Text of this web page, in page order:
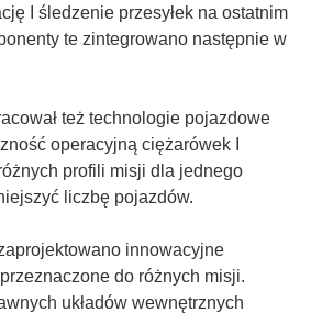
z
y
ę
w
n
o
y
m
o
I śledzenie przesyłek na ostatnim
te zintegrowano następnie w
też technologie pojazdowe
operacyjną ciężarówek I
profili misji dla jednego
liczbę pojazdów.
innowacyjne
do różnych misji.
układów wewnętrznych